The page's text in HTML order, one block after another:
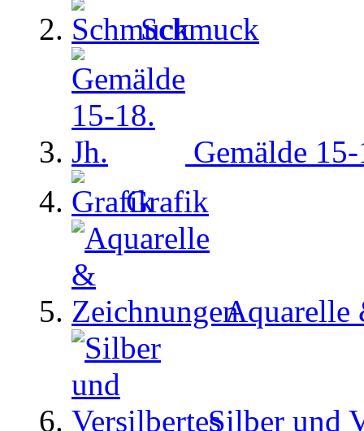
Schmuck
Gemälde
Grafik
Aquarelle
Silber und